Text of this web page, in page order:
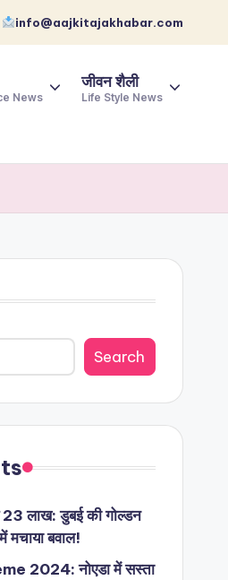
info@aajkitajakhabar.com
News
जीवन शैली
Life Style News
Search
23 लाख: डुबई की गोल्डन
मचाया बवाल!
2024: नोएडा में सस्ता